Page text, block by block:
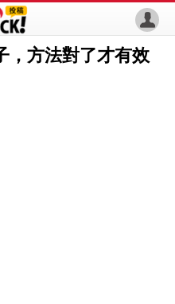
，方法對了才有效